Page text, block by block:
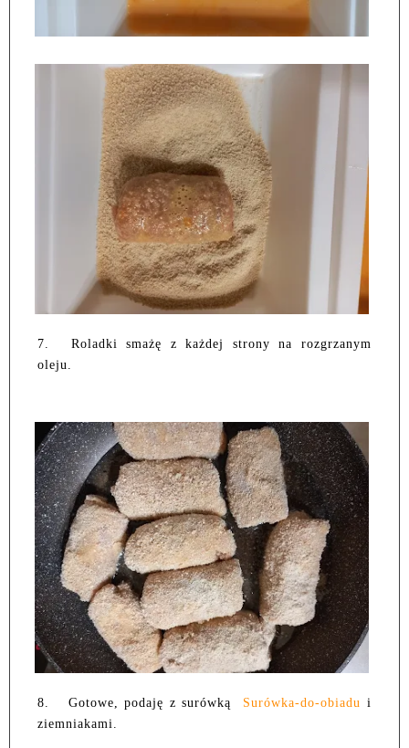
7.
Roladki smażę z każdej strony na rozgrzanym
oleju.
8. Gotowe, podaję z surówką Surówka-do-obiadu i
ziemniakami.